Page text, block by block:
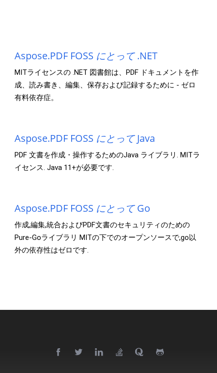
Aspose.PDF FOSS にとって.NET
MITライセンスの .NET 図書館は、PDF ドキュメントを作
成、読み書き、編集、保存および記録するために - ゼロ
有料依存症。
Aspose.PDF FOSS にとってJava
PDF 文書を作成・操作するためのJava ライブラリ. MITラ
イセンス. Java 11+が必要です.
Aspose.PDF FOSS にとってGo
作成,編集,統合およびPDF文書のセキュリティのための
Pure-Goライブラリ MITの下でのオープンソースで,go以
外の依存性はゼロです.